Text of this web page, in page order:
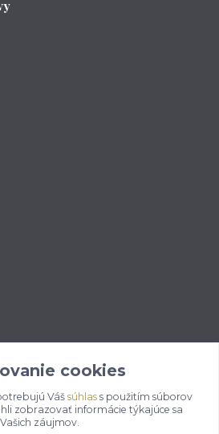
cookies
Váš súhlass použitím súborov
zobrazovať informácie týkajúce sa
Vašich záujmov.